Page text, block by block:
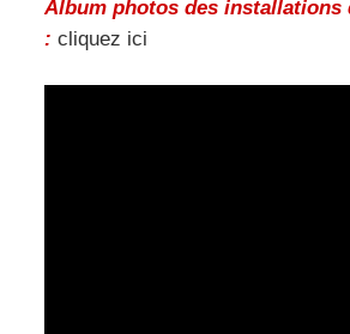
Album photos des installations
: cliquez ici